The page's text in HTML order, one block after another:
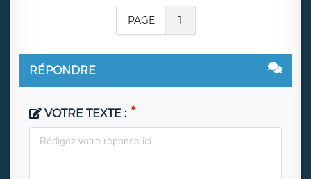
PAGE 1
RÉPONDRE
VOTRE TEXTE :